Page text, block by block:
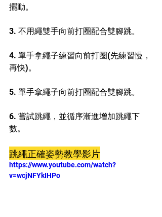
擺動。
3. 不用繩雙手向前打圈配合雙腳跳。
4. 單手拿繩子練習向前打圈(先練習慢，
再快)。
5. 單手拿繩子向前打圈配合雙腳跳。
6. 嘗試跳繩，並循序漸進增加跳繩下
數。
跳繩正確姿勢教學影片
https://www.youtube.com/watch?
v=wcjNFYkIHPo